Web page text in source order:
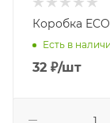
Коробка ECO
Есть в
32 ₽/шт